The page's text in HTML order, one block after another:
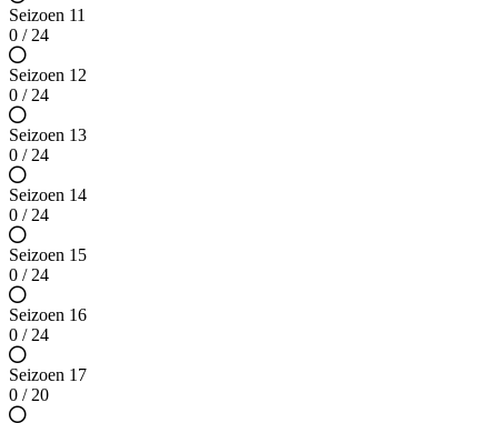
Seizoen 11
0 / 24
Seizoen 12
0 / 24
Seizoen 13
0 / 24
Seizoen 14
0 / 24
Seizoen 15
0 / 24
Seizoen 16
0 / 24
Seizoen 17
0 / 20